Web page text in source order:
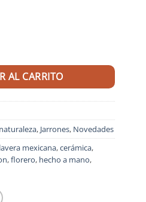
velas cantidad
AL CARRITO
, Jarrones, Novedades
mexicana,cerámica,
,florero, hecho a mano,